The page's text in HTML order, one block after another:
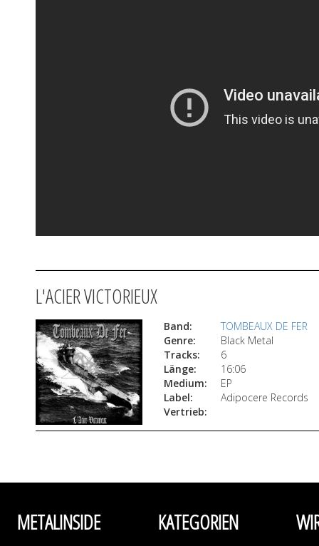
L'ACIER VICTORIEUX
Band:
TOMBEAUX DE FER
Genre:
Black Metal
Tracks:
6
Länge:
16:06
Medium:
EP
Label:
Adipocere Records
Vertrieb:
METALINSIDE KATEGORIEN